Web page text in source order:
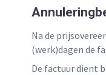
Na de
(werk)dagen de
De factuur dient